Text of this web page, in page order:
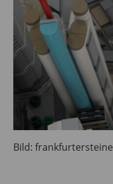
Bild: frankfurtersteine